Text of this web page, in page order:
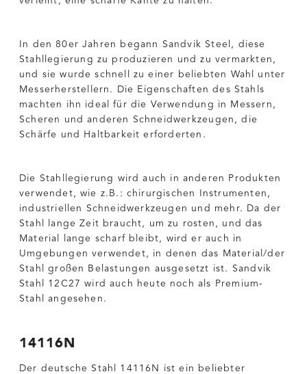
In den 80er Jahren begann Sandvik Steel, diese
Stahllegierung zu produzieren und zu vermarkten,
und sie wurde schnell zu einer beliebten Wahl unter
Messerherstellern. Die Eigenschaften des Stahls
machten ihn ideal für die Verwendung in Messern,
Scheren und anderen Schneidwerkzeugen, die
Schärfe und Haltbarkeit erforderten.
Die Stahllegierung wird auch in anderen Produkten
verwendet, wie z.B.: chirurgischen Instrumenten,
industriellen Schneidwerkzeugen und mehr. Da der
Stahl lange Zeit braucht, um zu rosten, und das
Material lange scharf bleibt, wird er auch in
Umgebungen verwendet, in denen das Material/der
Stahl großen Belastungen ausgesetzt ist. Sandvik
Stahl 12C27 wird auch heute noch als Premium-
Stahl angesehen.
14116N
Der deutsche Stahl 14116N ist ein beliebter